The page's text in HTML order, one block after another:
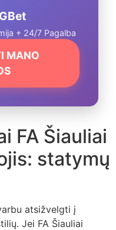
+ 24/7 Pagalba
MANO
FA Šiauliai
statymų
atsižvelgti į
Jei FA Šiauliai